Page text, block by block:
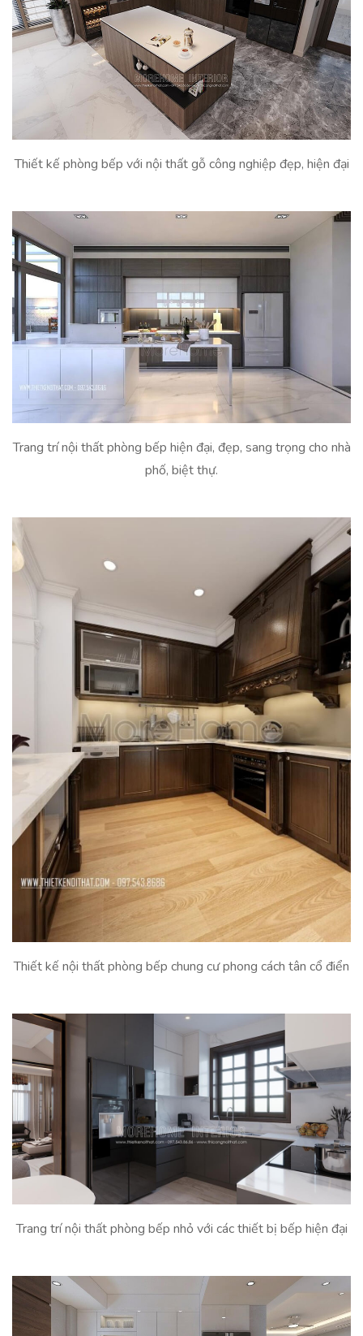
Thiết kế phòng bếp với nội thất gỗ công nghiệp đẹp, hiện đại
Trang trí nội thất phòng bếp hiện đại, đẹp, sang trọng cho nhà
phố, biệt thự.
Thiết kế nội thất phòng bếp chung cư phong cách tân cổ điển
Trang trí nội thất phòng bếp nhỏ với các thiết bị bếp hiện đại